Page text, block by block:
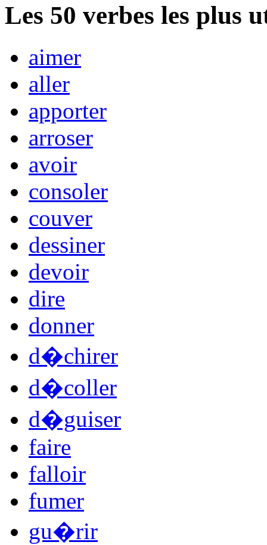
Les 50 verbes les plus
aimer
aller
apporter
arroser
avoir
consoler
couver
dessiner
devoir
dire
donner
d�chirer
d�coller
d�guiser
faire
falloir
fumer
gu�rir